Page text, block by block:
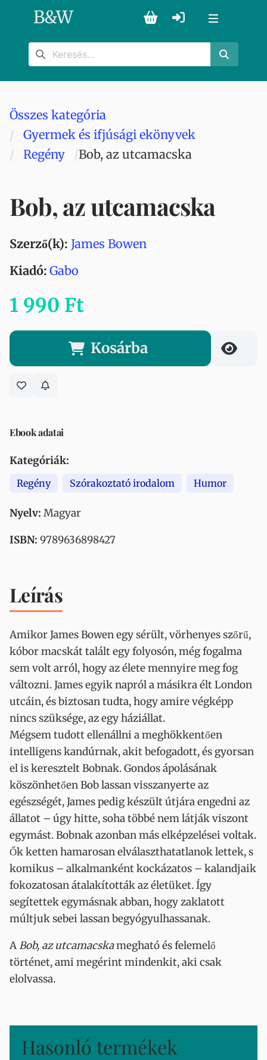
B&W
Összes kategória
Gyermek és ifjúsági ekönyvek
Regény
Bob, az utcamacska
Bob, az utcamacska
Szerző(k): James Bowen
Kiadó: Gabo
1 990 Ft
Kosárba
Ebook adatai
Kategóriák:
Regény Szórakoztató irodalom Humor
Nyelv: Magyar
ISBN: 9789636898427
Leírás
Amikor James Bowen egy sérült, vörhenyes szőrű,
kóbor macskát talált egy folyosón, még fogalma
sem volt arról, hogy az élete mennyire meg fog
változni. James egyik napról a másikra élt London
utcáin, és biztosan tudta, hogy amire végképp
nincs szüksége, az egy háziállat.
Mégsem tudott ellenállni a meghökkentően
intelligens kandúrnak, akit befogadott, és gyorsan
el is keresztelt Bobnak. Gondos ápolásának
köszönhetően Bob lassan visszanyerte az
egészségét, James pedig készült útjára engedni az
állatot – úgy hitte, soha többé nem látják viszont
egymást. Bobnak azonban más elképzelései voltak.
Ők ketten hamarosan elválaszthatatlanok lettek, s
komikus – alkalmanként kockázatos – kalandjaik
fokozatosan átalakították az életüket. Így
segítettek egymásnak abban, hogy zaklatott
múltjuk sebei lassan begyógyulhassanak.
ABob, az utcamacskamegható és felemelő
történet, ami megérint mindenkit, aki csak
elolvassa.
Hasonló termékek